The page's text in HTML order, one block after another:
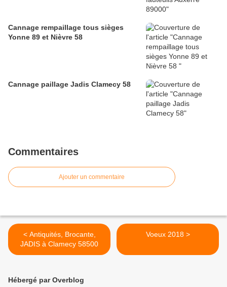
Cannage rempaillage tous sièges
Yonne 89 et Nièvre 58
Cannage paillage Jadis Clamecy 58
Commentaires
Ajouter un commentaire
< Antiquités, Brocante,
JADIS à Clamecy 58500
Voeux 2018 >
Hébergé par Overblog